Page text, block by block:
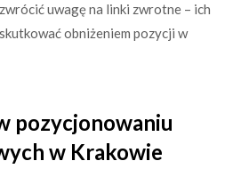
uwagę na linki zwrotne – ich
obniżeniem pozycji w
pozycjonowaniu
w Krakowie